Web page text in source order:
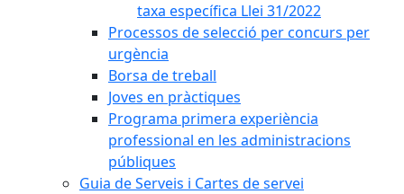
taxa específica Llei 31/2022
Processos de selecció per concurs per
urgència
Borsa de treball
Joves en pràctiques
Programa primera experiència
professional en les administracions
públiques
Guia de Serveis i Cartes de servei